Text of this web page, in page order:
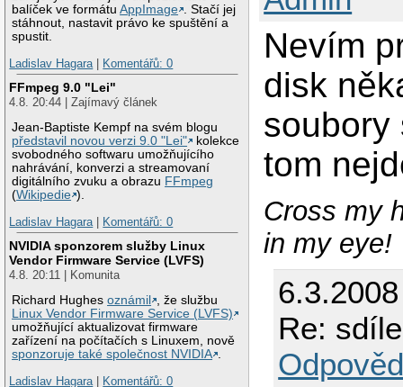
balíček ve formátuAppImage . Stačí jej
stáhnout, nastavit právo ke spuštění a
spustit.
Ladislav Hagara| Komentářů: 0
FFmpeg 9.0 "Lei"
4.8. 20:44 | Zajímavý článek
Jean-Baptiste Kempf na svém blogu
představil novou verzi 9.0 "Lei"
kolekce
svobodného softwaru umožňujícího
nahrávání, konverzi a streamovaní
digitálního zvuku a obrazu FFmpeg
(Wikipedie ).
Ladislav Hagara| Komentářů: 0
NVIDIA sponzorem služby Linux
Vendor Firmware Service (LVFS)
4.8. 20:11 | Komunita
Richard Hughesoznámil
, že službu
Linux Vendor Firmware Service (LVFS)
umožňující aktualizovat firmware
zařízení na počítačích s Linuxem, nově
sponzoruje také společnost NVIDIA .
Ladislav Hagara| Komentářů: 0
Nevím
disk
soubory
tom
Cross my
in my eye!
Re: